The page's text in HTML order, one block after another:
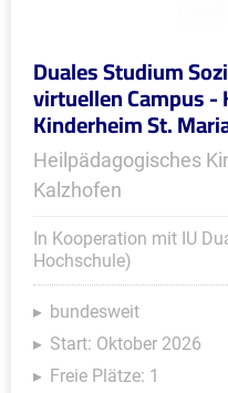
Duales Studium
virtuellen Campus -
Kinderheim St.
Heilpädagogisches
Kalzhofen
In Kooperation mit IU
Hochschule)
bundesweit
Start: Oktober 2026
Freie Plätze: 1